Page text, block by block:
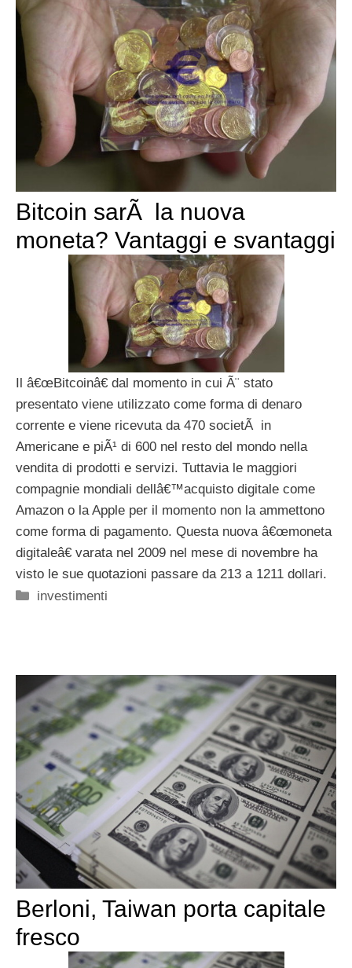
Bitcoin sarÃ la nuova
moneta? Vantaggi e svantaggi
Il â€œBitcoinâ€ dal momento in cui Ã¨ stato
presentato viene utilizzato come forma di denaro
corrente e viene ricevuta da 470 societÃ in
Americane e piÃ¹ di 600 nel resto del mondo nella
vendita di prodotti e servizi. Tuttavia le maggiori
compagnie mondiali dellâ€™acquisto digitale come
Amazon o la Apple per il momento non la ammettono
come forma di pagamento. Questa nuova â€œmoneta
digitaleâ€ varata nel 2009 nel mese di novembre ha
visto le sue quotazioni passare da 213 a 1211 dollari.
Categorie
investimenti
Berloni, Taiwan porta capitale
fresco